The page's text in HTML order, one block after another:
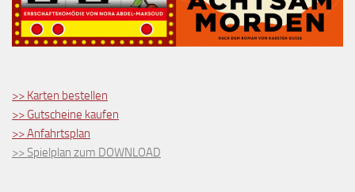
>> Karten bestellen
>> Gutscheine kaufen
>> Anfahrtsplan
>> Spielplan zum DOWNLOAD